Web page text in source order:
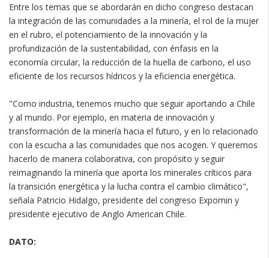
Entre los temas que se abordarán en dicho congreso destacan
la integración de las comunidades a la minería, el rol de la mujer
en el rubro, el potenciamiento de la innovación y la
profundización de la sustentabilidad, con énfasis en la
economía circular, la reducción de la huella de carbono, el uso
eficiente de los recursos hídricos y la eficiencia energética.
"Como industria, tenemos mucho que seguir aportando a Chile
y al mundo. Por ejemplo, en materia de innovación y
transformación de la minería hacia el futuro, y en lo relacionado
con la escucha a las comunidades que nos acogen. Y queremos
hacerlo de manera colaborativa, con propósito y seguir
reimaginando la minería que aporta los minerales críticos para
la transición energética y la lucha contra el cambio climático",
señala Patricio Hidalgo, presidente del congreso Expomin y
presidente ejecutivo de Anglo American Chile.
DATO: